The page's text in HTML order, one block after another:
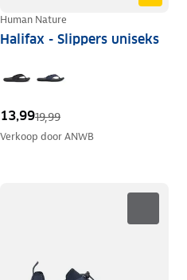
Human Nature
Halifax - Slippers uniseks
13,9919,99
Verkoop doorANWB